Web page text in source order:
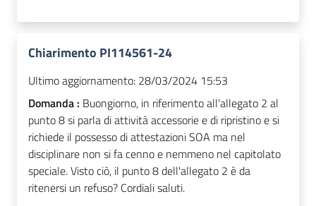
Chiarimento PI114561-24
Ultimo aggiornamento: 28/03/2024 15:53
Domanda : Buongiorno, in riferimento all'allegato 2 al
punto 8 si parla di attività accessorie e di ripristino e si
richiede il possesso di attestazioni SOA ma nel
disciplinare non si fa cenno e nemmeno nel capitolato
speciale. Visto ciò, il punto 8 dell'allegato 2 è da
ritenersi un refuso? Cordiali saluti.